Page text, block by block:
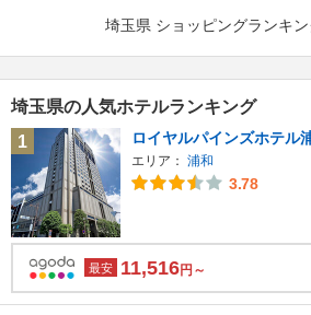
埼玉県 ショッピングランキ
埼玉県の人気ホテルランキング
1
ロイヤルパインズホテル
エリア： 浦和
3.78
最安 11,516円～